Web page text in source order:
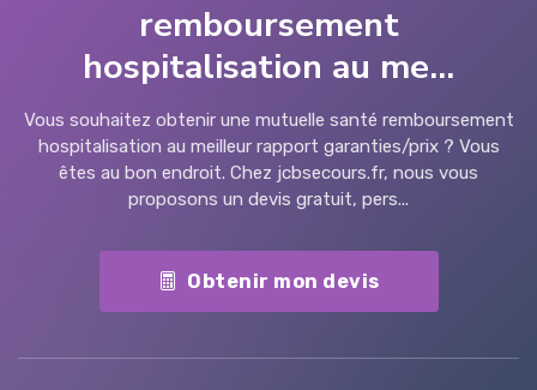
remboursement
hospitalisation au me...
Vous souhaitez obtenir une mutuelle santé remboursement
hospitalisation au meilleur rapport garanties/prix ? Vous
êtes au bon endroit. Chez jcbsecours.fr, nous vous
proposons un devis gratuit, pers...
Obtenir mon devis